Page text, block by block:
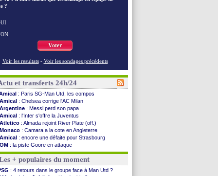
?
Voter
Voir les resultats - Voir les sondages précédents
et transferts 24h/24
: Paris SG-Man Utd, les compos
Amical : Chelsea corrige l'AC Milan
Argentine : Messi perd son papa
Amical : l'Inter s'offre la Juventus
Atletico : Almada rejoint River Plate (off.)
Monaco : Camara a la cote en Angleterre
Amical : encore une défaite pour Strasbourg
OM : la piste Goore en attaque
PSG: ça négocie avec le Barça pour Torres
Amical : Rennes s'incline contre Brentford
Arsenal: c'est signé pour Guimaraes (officiel)
Amical : Le Mans concède un nul
+ populaires du moment
: 4 retours dans le groupe face à Man Utd ?